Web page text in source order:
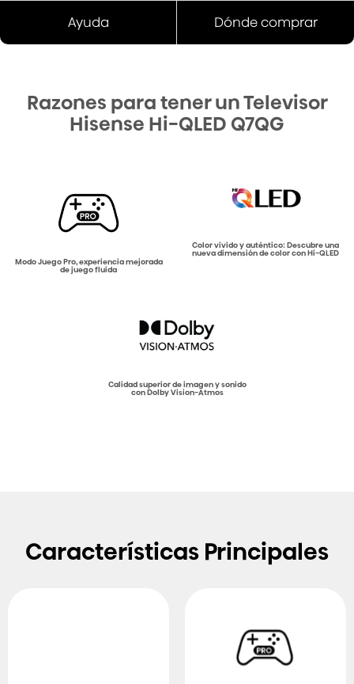
Ayuda Dónde comprar
Razones para tener un Televisor
Hisense Hi-QLED Q7QG
Modo Juego Pro, experiencia mejorada
de juego fluida
Color vívido y auténtico: Descubre una
nueva dimensión de color con Hi-QLED
Calidad superior de imagen y sonido
con Dolby Vision-Atmos
Características Principales